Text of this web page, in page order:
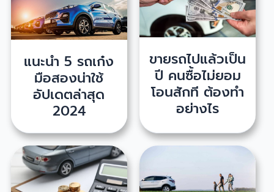
แนะนำ 5 รถเก๋ง
มือสองน่าใช้
อัปเดตล่าสุด
2024
ขายรถไปแล้วเป็น
ปี คนซื้อไม่ยอม
โอนสักที ต้องทำ
อย่างไร